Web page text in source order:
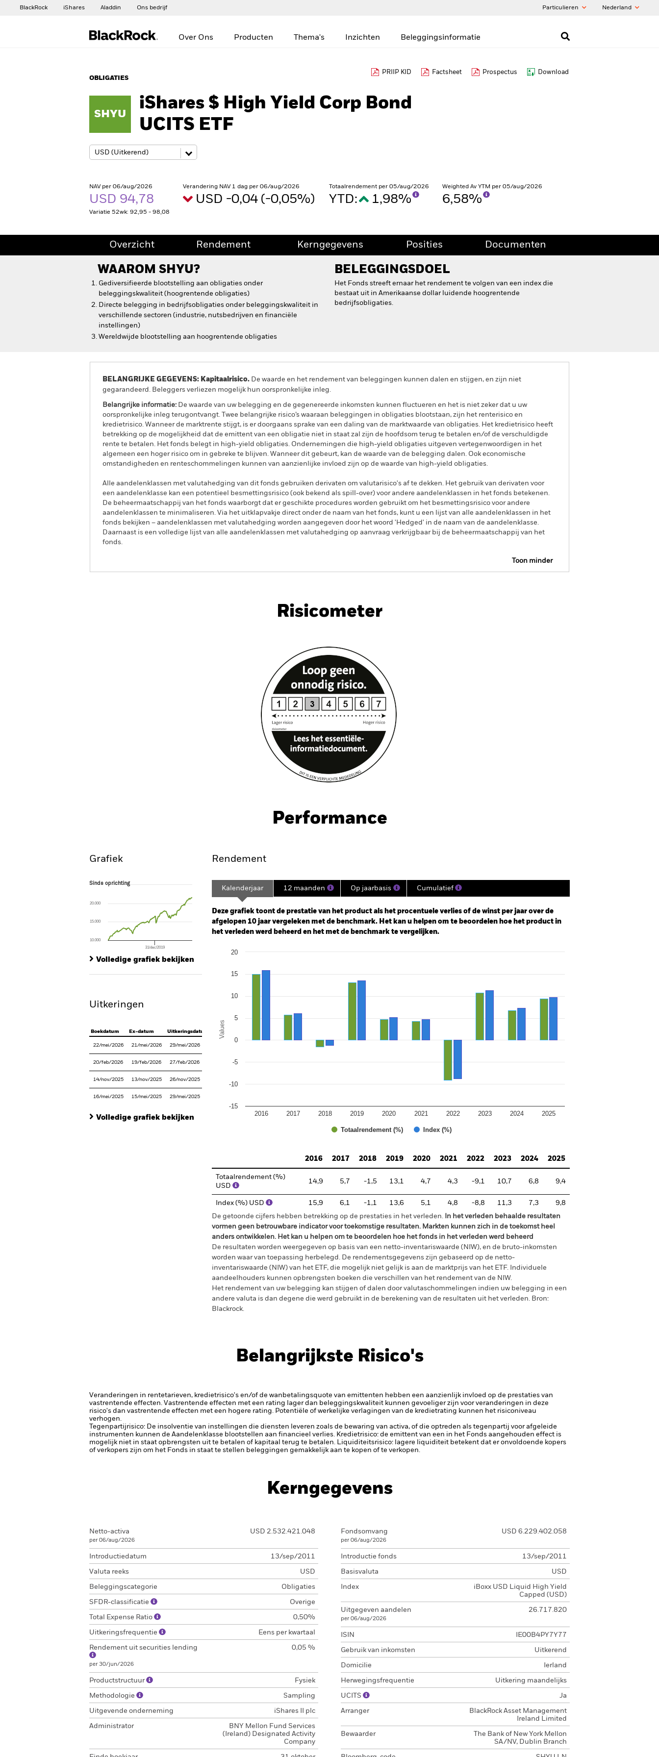
BlackRock iShares Aladdin Ons bedrijf Particulieren Nederland
Over Ons Producten Thema's Inzichten Beleggingsinformatie
OBLIGATIES
PRIIP KID Factsheet Prospectus Download
SHYU
iShares $ High Yield Corp Bond
UCITS ETF
NAV per 06/aug/2026
USD 94,78
Variatie 52wk: 92,95 - 98,08
Verandering NAV 1 dag per 06/aug/2026
USD -0,04 (-0,05%)
Totaalrendement per 05/aug/2026
YTD: 1,98%
Weighted Av YTM per 05/aug/2026
6,58%
Overzicht Rendement Kerngegevens Posities Documenten
WAAROM SHYU?
Gediversifieerde blootstelling aan obligaties onder
beleggingskwaliteit (hoogrentende obligaties)
Directe belegging in bedrijfsobligaties onder beleggingskwaliteit in
verschillende sectoren (industrie, nutsbedrijven en financiële
instellingen)
Wereldwijde blootstelling aan hoogrentende obligaties
BELEGGINGSDOEL
Het Fonds streeft ernaar het rendement te volgen van een index die
bestaat uit in Amerikaanse dollar luidende hoogrentende
bedrijfsobligaties.
BELANGRIJKE GEGEVENS: Kapitaalrisico. De waarde en het rendement van beleggingen kunnen dalen en stijgen, en zijn niet
gegarandeerd. Beleggers verliezen mogelijk hun oorspronkelijke inleg.
Belangrijke informatie: De waarde van uw belegging en de gegenereerde inkomsten kunnen fluctueren en het is niet zeker dat u uw
oorspronkelijke inleg terugontvangt. Twee belangrijke risico’s waaraan beleggingen in obligaties blootstaan, zijn het renterisico en
kredietrisico. Wanneer de marktrente stijgt, is er doorgaans sprake van een daling van de marktwaarde van obligaties. Het kredietrisico heeft
betrekking op de mogelijkheid dat de emittent van een obligatie niet in staat zal zijn de hoofdsom terug te betalen en/of de verschuldigde
rente te betalen. Het fonds belegt in high-yield obligaties. Ondernemingen die high-yield obligaties uitgeven vertegenwoordigen in het
algemeen een hoger risico om in gebreke te blijven. Wanneer dit gebeurt, kan de waarde van de belegging dalen. Ook economische
omstandigheden en renteschommelingen kunnen van aanzienlijke invloed zijn op de waarde van high-yield obligaties.
Alle aandelenklassen met valutahedging van dit fonds gebruiken derivaten om valutarisico's af te dekken. Het gebruik van derivaten voor
een aandelenklasse kan een potentieel besmettingsrisico (ook bekend als spill-over) voor andere aandelenklassen in het fonds betekenen.
De beheermaatschappij van het fonds waarborgt dat er geschikte procedures worden gebruikt om het besmettingsrisico voor andere
aandelenklassen te minimaliseren. Via het uitklapvakje direct onder de naam van het fonds, kunt u een lijst van alle aandelenklassen in het
fonds bekijken – aandelenklassen met valutahedging worden aangegeven door het woord 'Hedged' in de naam van de aandelenklasse.
Daarnaast is een volledige lijst van alle aandelenklassen met valutahedging op aanvraag verkrijgbaar bij de beheermaatschappij van het
fonds.
Toon minder
Risicometer
Performance
Grafiek
Sinds oprichting
The chart has 1 X axis displaying Time. Range: 2011-09-01 00:00:00 to 2026-08-05 00:00:00.
The chart has 1 Y axis displaying values. Range: 0 to 150.
Sinds oprichting
31/dec/2019
10.000
15.000
20.000
Volledige grafiek bekijken
Uitkeringen
Boekdatum Ex-datum Uitkeringsdatum
22/mei/2026 21/mei/2026 29/mei/2026
20/feb/2026 19/feb/2026 27/feb/2026
14/nov/2025 13/nov/2025 26/nov/2025
16/mei/2025 15/mei/2025 29/mei/2025
Volledige grafiek bekijken
Rendement
Kalenderjaar 12 maanden Op jaarbasis Cumulatief
Deze grafiek toont de prestatie van het product als het procentuele verlies of de winst per jaar over de
afgelopen 10 jaar vergeleken met de benchmark. Het kan u helpen om te beoordelen hoe het product in
het verleden werd beheerd en het met de benchmark te vergelijken.
Bar chart with 2 data series.
The chart has 1 Y axis displaying Values. Range: -15 to 20.
Values
Totaalrendement (%) Index (%)
2016 2017 2018 2019 2020 2021 2022 2023 2024 2025
-15
-10
-5
0
5
10
15
20
2016
2017 2018 2019 2020 2021 2022 2023 2024 2025
Totaalrendement (%)
USD
14,9 5,7 -1,5 13,1 4,7 4,3 -9,1 10,7 6,8 9,4
Index (%) USD 15,9 6,1 -1,1 13,6 5,1 4,8 -8,8 11,3 7,3
9,8
De getoonde cijfers hebben betrekking op de prestaties in het verleden. In het verleden behaalde resultaten
vormen geen betrouwbare indicator voor toekomstige resultaten. Markten kunnen zich in de toekomst heel
anders ontwikkelen. Het kan u helpen om te beoordelen hoe het fonds in het verleden werd beheerd
De resultaten worden weergegeven op basis van een netto-inventariswaarde (NIW), en de bruto-inkomsten
worden waar van toepassing herbelegd. De rendementsgegevens zijn gebaseerd op de netto-
inventariswaarde (NIW) van het ETF, die mogelijk niet gelijk is aan de marktprijs van het ETF. Individuele
aandeelhouders kunnen opbrengsten boeken die verschillen van het rendement van de NIW.
Het rendement van uw belegging kan stijgen of dalen door valutaschommelingen indien uw belegging in een
andere valuta is dan degene die werd gebruikt in de berekening van de resultaten uit het verleden. Bron:
Blackrock.
Belangrijkste Risico's
Veranderingen in rentetarieven, kredietrisico's en/of de wanbetalingsquote van emittenten hebben een aanzienlijk invloed op de prestaties van
vastrentende effecten. Vastrentende effecten met een rating lager dan beleggingskwaliteit kunnen gevoeliger zijn voor veranderingen in deze
risico's dan vastrentende effecten met een hogere rating. Potentiële of werkelijke verlagingen van de kredietrating kunnen het risiconiveau
verhogen.
Tegenpartijrisico: De insolventie van instellingen die diensten leveren zoals de bewaring van activa, of die optreden als tegenpartij voor afgeleide
instrumenten kunnen de Aandelenklasse blootstellen aan financieel verlies. Kredietrisico: de emittent van een in het Fonds aangehouden effect is
mogelijk niet in staat opbrengsten uit te betalen of kapitaal terug te betalen. Liquiditeitsrisico: lagere liquiditeit betekent dat er onvoldoende kopers
of verkopers zijn om het Fonds in staat te stellen beleggingen gemakkelijk aan te kopen of te verkopen.
Kerngegevens
Netto-activa
per 06/aug/2026
USD 2.532.421.048
Introductiedatum 13/sep/2011
Valuta reeks USD
Beleggingscategorie Obligaties
SFDR-classificatie Overige
Total Expense Ratio 0,50%
Uitkeringsfrequentie Eens per kwartaal
Rendement uit securities lending
per 30/jun/2026
0,05 %
Productstructuur Fysiek
Methodologie Sampling
Uitgevende onderneming iShares II plc
Administrator
BNY Mellon Fund Services
(Ireland) Designated Activity
Company
Fondsomvang
per 06/aug/2026
USD 6.229.402.058
Introductie fonds 13/sep/2011
Basisvaluta USD
Index
iBoxx USD Liquid High Yield
Capped (USD)
Uitgegeven aandelen
per 06/aug/2026
26.717.820
ISIN IE00B4PY7Y77
Gebruik van inkomsten Uitkerend
Domicilie Ierland
Herwegingsfrequentie Uitkering maandelijks
UCITS Ja
Arranger
BlackRock Asset Management
Ireland Limited
Bewaarder
The Bank of New York Mellon
SA/NV, Dublin Branch